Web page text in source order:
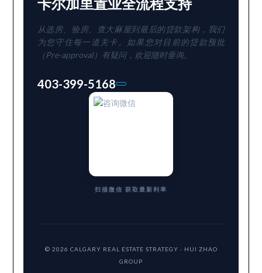
卡尔加里置业全流程支持
从选房、验房、查大麻屋到最后的贷款架构，我们
为您守住每一道关卡。如果您对目前的贷款预批
（Pre-approval）有疑问，欢迎随时垂询。
403-399-5168
扫描微信 获取最新利率
© 2026 CALGARY REAL ESTATE STRATEGY · HUI ZHAO
GROUP